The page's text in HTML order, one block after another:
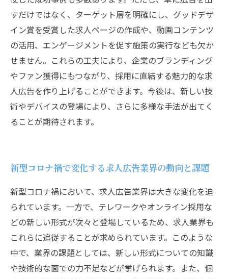
すだけではなく、ターゲット層を明確にし、グッドデザ
イン賞を受賞した求人ページの作成や、動画コンテンツ
の活用、エンゲージメントを促す施策の実行なども欠か
せません。これらの工夫により、企業のブランディング
やファン獲得にもつながり、採用に直結する魅力的な求
人広告を作り上げることができます。今後は、新しい技
術やデバイスの登場により、さらに多様な手法が出てく
ることが期待されます。
新型コロナ禍で変化する求人広告業界の動向と課題
新型コロナ禍において、求人広告業界は大きな変化を迫
られています。一方で、テレワークやオンライン採用な
どの新しい形式が次々と登場しているため、求人業界も
これらに追従することが求められています。このような
中で、業界の課題としては、新しい形式についての知識
や技術的な面での力不足などが挙げられます。また、個